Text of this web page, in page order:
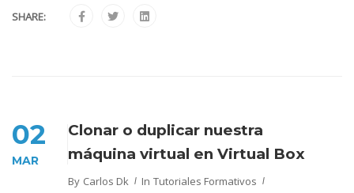
SHARE:
02
MAR
Clonar o duplicar nuestra
máquina virtual en Virtual Box
By Carlos Dk In Tutoriales Formativos